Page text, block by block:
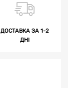
ДОСТАВКА ЗА 1-2
ДНІ